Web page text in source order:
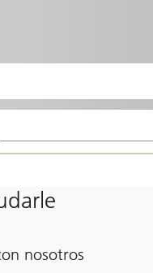
nosotros